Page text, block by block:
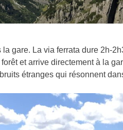
gare. La via ferrata dure 2h-
et arrive directement à la
étranges qui résonnent